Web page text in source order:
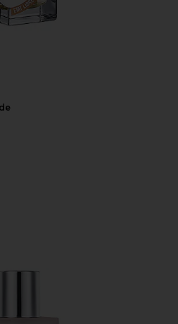
Ghost In The Shell Eau de Parfum 50ml